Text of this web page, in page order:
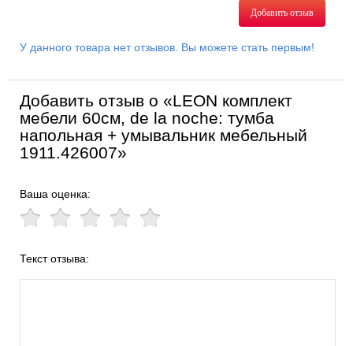
Добавить отзыв
У данного товара нет отзывов. Вы можете стать первым!
Добавить отзыв о «LEON комплект
мебели 60см, de la noche: тумба
напольная + умывальник мебельный
1911.426007»
Ваша оценка:
Текст отзыва: